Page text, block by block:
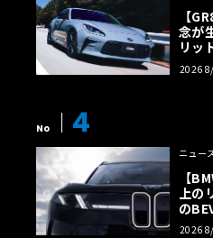
【
念が
リッ
イト
2026
No 4
ニュー
【
上
の
様の
2026